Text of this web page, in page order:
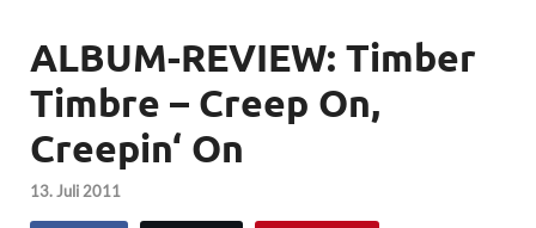
ALBUM-REVIEW: Timber
Timbre – Creep On,
Creepin‘ On
13. Juli 2011